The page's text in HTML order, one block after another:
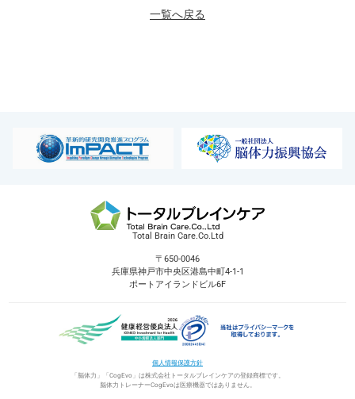
一覧へ戻る
Total Brain Care.Co.Ltd
〒650-0046
兵庫県神戸市中央区港島中町4-1-1
ポートアイランドビル6F
個人情報保護方針
「脳体力」「CogEvo」は株式会社トータルブレインケアの登録商標です。
脳体力トレーナーCogEvoは医療機器ではありません。